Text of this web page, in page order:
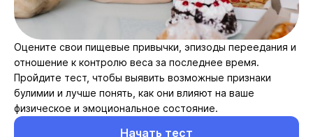
Оцените свои пищевые привычки, эпизоды переедания и
отношение к контролю веса за последнее время.
Пройдите тест, чтобы выявить возможные признаки
булимии и лучше понять, как они влияют на ваше
физическое и эмоциональное состояние.
Начать тест